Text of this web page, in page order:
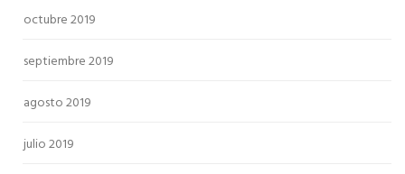
octubre 2019
septiembre 2019
agosto 2019
julio 2019